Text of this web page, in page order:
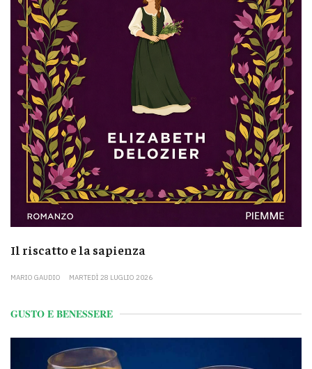
Il riscatto e la sapienza
MARIO GAUDIO MARTEDÌ 28 LUGLIO 2026
GUSTO E BENESSERE